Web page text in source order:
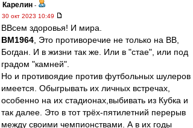
Карелин -
30 окт 2023 10:49
ВВсем здоровья! И мира.
BM1964 , Это противоречие не только на ВВ,
Богдан. И в жизни так же. Или в "стае", или под
градом "камней".
Но и противоядие против футбольных шулеров
имеется. Обыгрывать их личных встречах,
особенно на их стадионах,выбивать из Кубка и
так далее. Это в тот трёх-пятилетний перерыв
между своими чемпионствами. А в их годы